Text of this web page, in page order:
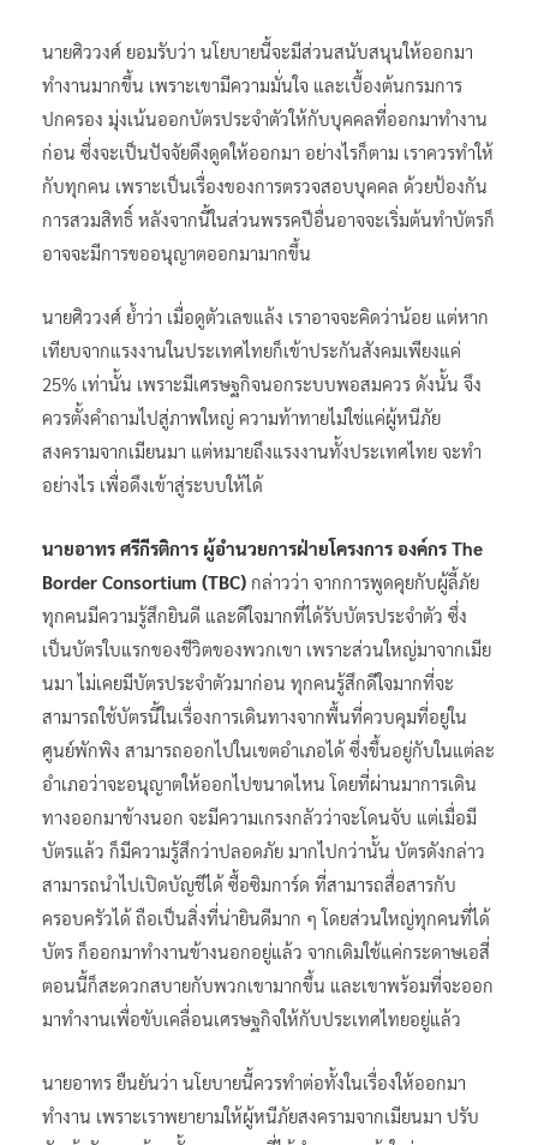
นายศิววงศ์ ยอมรับว่า นโยบายนี้จะมีส่วนสนับสนุนให้ออกมา
ทำงานมากขึ้น เพราะเขามีความมั่นใจ และเบื้องต้นกรมการ
ปกครอง มุ่งเน้นออกบัตรประจำตัวให้กับบุคคลที่ออกมาทำงาน
ก่อน ซึ่งจะเป็นปัจจัยดึงดูดให้ออกมา อย่างไรก็ตาม เราควรทำให้
กับทุกคน เพราะเป็นเรื่องของการตรวจสอบบุคคล ด้วยป้องกัน
การสวมสิทธิ์ หลังจากนี้ในส่วนพรรคปีอื่นอาจจะเริ่มต้นทำบัตรก็
อาจจะมีการขออนุญาตออกมามากขึ้น
นายศิววงศ์ ย้ำว่า เมื่อดูตัวเลขแล้ง เราอาจจะคิดว่าน้อย แต่หาก
เทียบจากแรงงานในประเทศไทยก็เข้าประกันสังคมเพียงแค่
25% เท่านั้น เพราะมีเศรษฐกิจนอกระบบพอสมควร ดังนั้น จึง
ควรตั้งคำถามไปสู่ภาพใหญ่ ความท้าทายไม่ใช่แค่ผู้หนีภัย
สงครามจากเมียนมา แต่หมายถึงแรงงานทั้งประเทศไทย จะทำ
อย่างไร เพื่อดึงเข้าสู่ระบบให้ได้
นายอาทร ศรีกีรติการ ผู้อำนวยการฝ่ายโครงการ องค์กร The
Border Consortium (TBC) กล่าวว่า จากการพูดคุยกับผู้ลี้ภัย
ทุกคนมีความรู้สึกยินดี และดีใจมากที่ได้รับบัตรประจำตัว ซึ่ง
เป็นบัตรใบแรกของชีวิตของพวกเขา เพราะส่วนใหญ่มาจากเมีย
นมา ไม่เคยมีบัตรประจำตัวมาก่อน ทุกคนรู้สึกดีใจมากที่จะ
สามารถใช้บัตรนี้ในเรื่องการเดินทางจากพื้นที่ควบคุมที่อยู่ใน
ศูนย์พักพิง สามารถออกไปในเขตอำเภอได้ ซึ่งขึ้นอยู่กับในแต่ละ
อำเภอว่าจะอนุญาตให้ออกไปขนาดไหน โดยที่ผ่านมาการเดิน
ทางออกมาข้างนอก จะมีความเกรงกลัวว่าจะโดนจับ แต่เมื่อมี
บัตรแล้ว ก็มีความรู้สึกว่าปลอดภัย มากไปกว่านั้น บัตรดังกล่าว
สามารถนำไปเปิดบัญชีได้ ซื้อซิมการ์ด ที่สามารถสื่อสารกับ
ครอบครัวได้ ถือเป็นสิ่งที่น่ายินดีมาก ๆ โดยส่วนใหญ่ทุกคนที่ได้
บัตร ก็ออกมาทำงานข้างนอกอยู่แล้ว จากเดิมใช้แค่กระดาษเอสี่
ตอนนี้ก็สะดวกสบายกับพวกเขามากขึ้น และเขาพร้อมที่จะออก
มาทำงานเพื่อขับเคลื่อนเศรษฐกิจให้กับประเทศไทยอยู่แล้ว
นายอาทร ยืนยันว่า นโยบายนี้ควรทำต่อทั้งในเรื่องให้ออกมา
ทำงาน เพราะเราพยายามให้ผู้หนีภัยสงครามจากเมียนมา ปรับ